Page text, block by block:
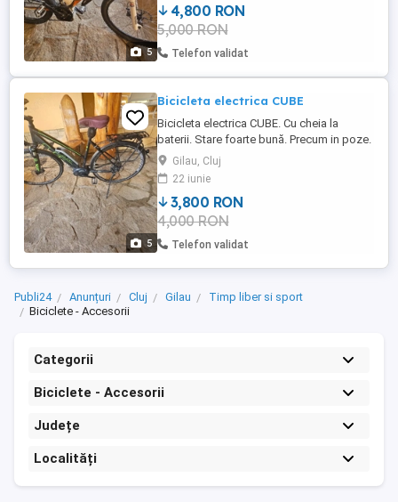
5
4,800 RON
5,000 RON
Telefon validat
5
Bicicleta electrica CUBE
Bicicleta electrica CUBE. Cu cheia la
baterii. Stare foarte bună. Precum in poze.
Mai multe informații si alte poze la telefon.
Gilau, Cluj
22 iunie
3,800 RON
4,000 RON
Telefon validat
Publi24 Anunțuri Cluj Gilau
Timp liber si sport
Biciclete - Accesorii
Categorii
Biciclete - Accesorii
Județe
Localități